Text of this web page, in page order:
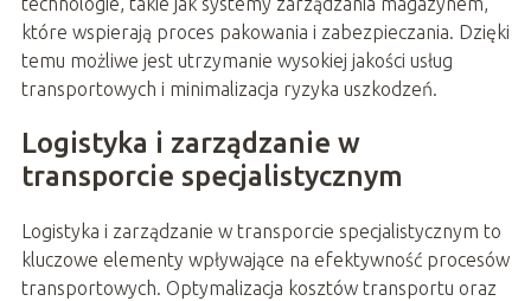
które wspierają proces pakowania i zabezpieczania. Dzięki
temu możliwe jest utrzymanie wysokiej jakości usług
transportowych i minimalizacja ryzyka uszkodzeń.
Logistyka i zarządzanie w
transporcie specjalistycznym
Logistyka i zarządzanie w transporcie specjalistycznym to
kluczowe elementy wpływające na efektywność procesów
transportowych. Optymalizacja kosztów transportu oraz